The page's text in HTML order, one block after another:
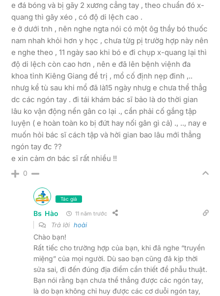
e đá bóng và bị gãy 2 xương cẳng tay , theo chuẩn đó x-
quang thì gãy xéo , có độ di lệch cao .
e ở dưới tnh , nên nghe ngta nói có một ôg thầy bó thuốc
nam nhah khỏi hơn y học , chưa từg pị trườg hợp này nên
e nghe theo , 11 ngày sao khi bó e đi chụp x-quang lại thì
độ di lệch còn cao hơn , nên e đã lên bệnh việnh đa
khoa tỉnh Kiêng Giang đề trị , mổ cố định nẹp đinh ,..
nhưg kể tù sau khi mổ đã là15 ngày nhưg e chưa thể thẳg
dc các ngón tay . đi tái khám bác sĩ bảo là do thời gian
lâu ko vận động nển gân co lại ., cần phải cố gắng tập
luyện ( e hoàn toàn ko bị đứt hay nối gân gì cả) ., .., nay e
muốn hỏi bác sĩ cách tập và hời gian bao lâu mới thẳng
ngón tay đc ??
e xin cảm ơn bác sĩ rất nhiều !!
0
Tác giả
Bs Hào 11 năm trước
Trả lời hoài
Chào bạn!
Rất tiếc cho trường hợp của bạn, khi đã nghe “truyền
miệng” của mọi người. Dù sao bạn cũng đã kịp thời
sửa sai, đi đến đúng địa điểm cần thiết để phẫu thuật.
Bạn nói rằng bạn chưa thể thẳng được các ngón tay,
là do bạn không chỉ huy được các cơ duỗi ngón tay,